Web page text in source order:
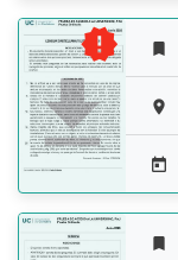

 


